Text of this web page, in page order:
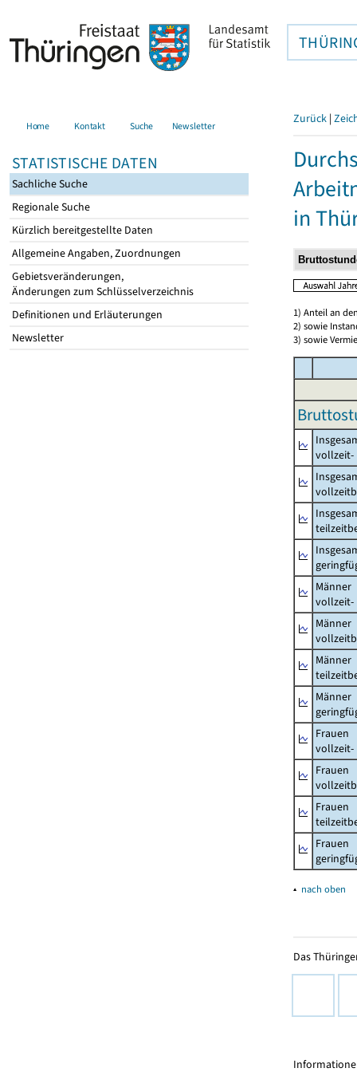
Home Kontakt Suche Newsletter
STATISTISCHE DATEN
Sachliche Suche
Regionale Suche
Kürzlich bereitgestellte Daten
Allgemeine Angaben, Zuordnungen
Gebietsveränderungen,
Änderungen zum Schlüsselverzeichnis
Definitionen und Erläuterungen
Newsletter
Zurück |
in
1) Anteil an
2) sowie
3) sowie
vollzeit-
Männer
vollzeit-
Männer
Männer
Männer
Frauen
vollzeit-
Frauen
Frauen
Frauen
▴ nach oben
Das